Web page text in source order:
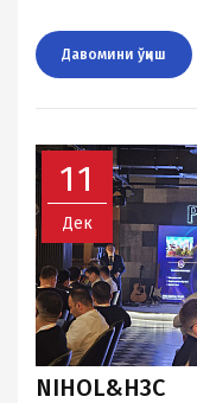
Давомини ўқиш
11
Дек
NIHOL&H3C